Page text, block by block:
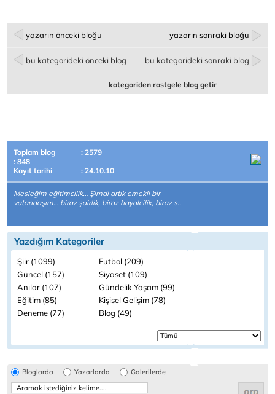
yazarın önceki bloğu yazarın sonraki bloğu
bu kategorideki önceki blog bu kategorideki sonraki blog
kategoriden rastgele blog getir
Toplam blog
: 2579
: 848
Kayıt tarihi
: 24.10.10
Mesleğim eğitimcilik… Şimdi artık emekli bir
vatandaşım… biraz şairlik, biraz hayalcilik, biraz s..
Yazdığım Kategoriler
Şiir (1099)
Futbol (209)
Güncel (157)
Siyaset (109)
Anılar (107)
Gündelik Yaşam (99)
Eğitim (85)
Kişisel Gelişim (78)
Deneme (77)
Blog (49)
Bloglarda Yazarlarda Galerilerde